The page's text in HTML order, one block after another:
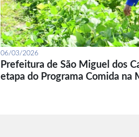
06/03/2026
Prefeitura de São Miguel dos
etapa do Programa Comida na